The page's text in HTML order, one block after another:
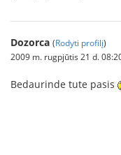
Dozorca (Rodyti profilį)
2009 m. rugpjūtis 21 d.
Bedaurinde tute pasis